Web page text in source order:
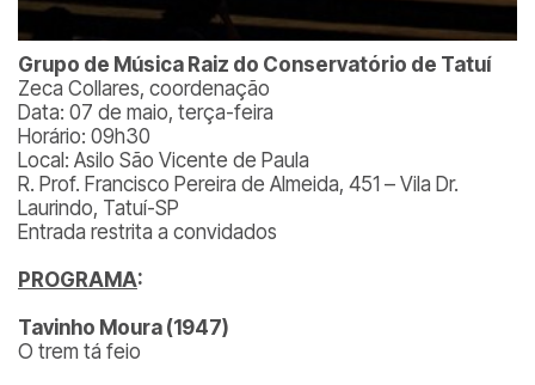
Grupo de Música Raiz do Conservatório de Tatuí
Zeca Collares, coordenação
Data: 07 de maio, terça-feira
Horário: 09h30
Local: Asilo São Vicente de Paula
R. Prof. Francisco Pereira de Almeida, 451 – Vila Dr.
Laurindo, Tatuí-SP
Entrada restrita a convidados
PROGRAMA:
Tavinho Moura (1947)
O trem tá feio